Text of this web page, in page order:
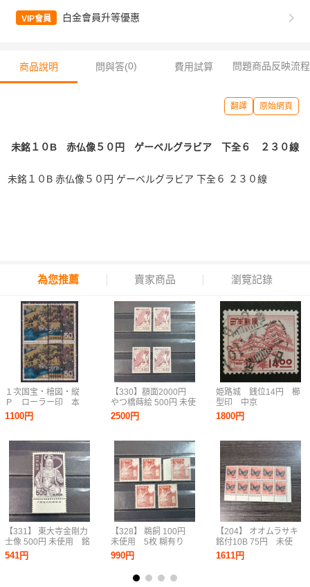
VIP會員 白金會員升等優惠
商品說明 問與答(0) 費用試算 問題商品反映流程
翻譯 原始網頁
未銘１０B 赤仏像５０円 ゲーベルグラビア 下全６ ２３０線
未銘１０B 赤仏像５０円 ゲーベルグラビア 下全６ ２３０線
為您推薦 賣家商品 瀏覽記錄
１次国宝・檜図・縦
Ｐ ローラー印 本
所 44.12.17
1100円
【331】 東大寺金剛力
士像 500円 未使用 銘
板付き 糊有り NH
1967年シリーズ 動植物
541円
【330】額面2000円
やつ橋蒔絵 500円 未使
用 4枚 糊有 第２次
動植物国宝図案切手
2500円
【328】 鵜飼 100円
未使用 5枚 糊有り
第２次動植物国宝図案
切手
990円
姫路城 銭位14円 櫛
型印 中京
1800円
【204】 オオムラサキ
銘付10B 75円 未使
用 糊有り NH
1611円